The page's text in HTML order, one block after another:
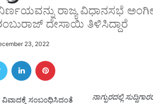
ರಾಜ್ಯ ವಿಧಾನಸಭೆ
ದೇಸಾಯಿ ತಿಳಿಸಿದ್ದಾರೆ
23, 2022
Twitter LinkedIn
ನಾಗ್ಪುರದಲ್ಲಿ